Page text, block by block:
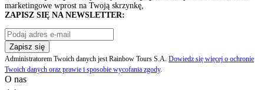
marketingowe wprost na Twoją skrzynkę,
ZAPISZ SIĘ NA NEWSLETTER:
Zapisz się
Administratorem Twoich danych jest Rainbow Tours S.A. Dowiedz się więcej o ochronie
Twoich danych oraz prawie i sposobie wycofania zgody.
O nas